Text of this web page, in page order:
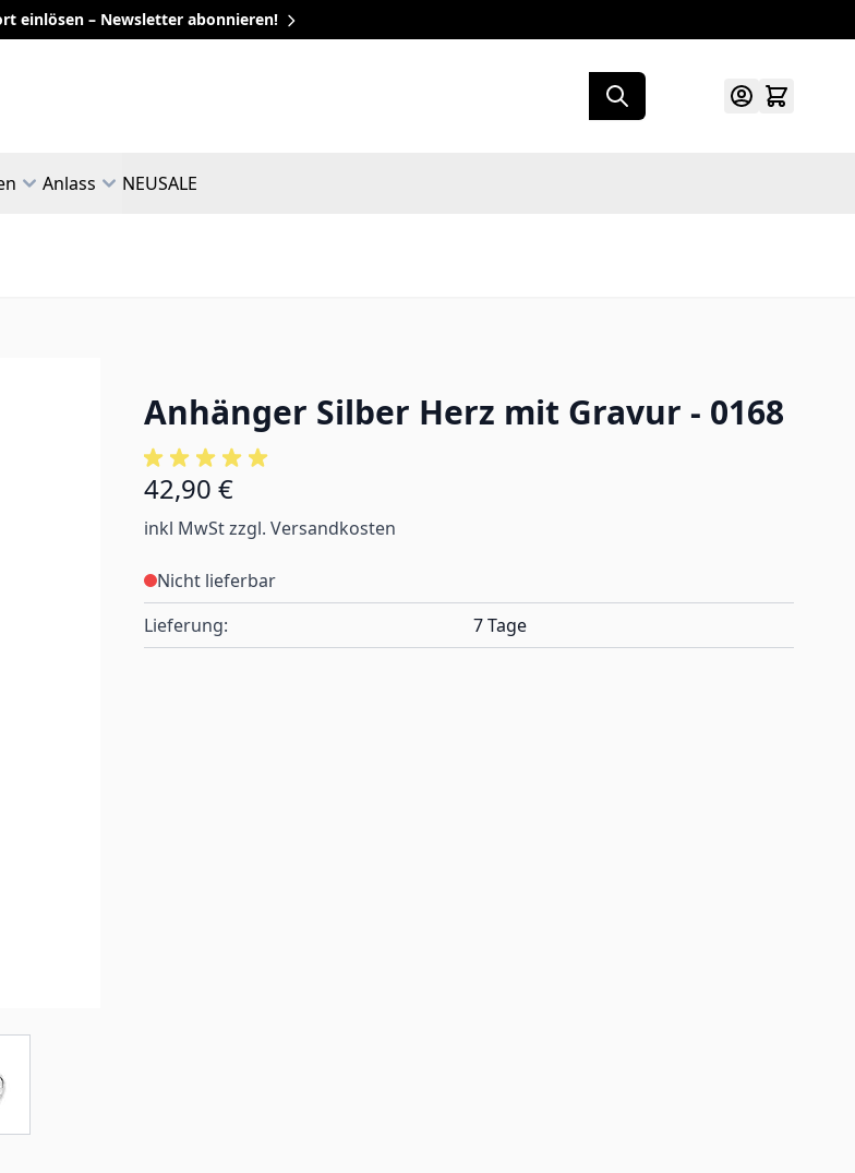
einlösen – Newsletter abonnieren!
Anlass NEUSALE
Anhänger Silber Herz mit Gravur - 0168
42,90 €
inkl MwSt zzgl. Versandkosten
Nicht lieferbar
Lieferung:
7 Tage